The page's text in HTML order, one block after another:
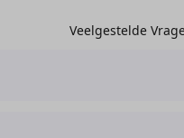
Veelgestelde